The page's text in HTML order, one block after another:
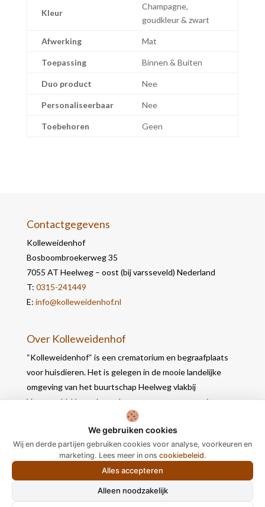
Kleur
Champagne,
goudkleur & zwart
Afwerking Mat
Toepassing Binnen & Buiten
Duo product Nee
Personaliseerbaar Nee
Toebehoren Geen
Contactgegevens
Kolleweidenhof
Bosboombroekerweg 35
7055 AT Heelweg – oost (bij varsseveld) Nederland
T: 0315-241449
E: info@kolleweidenhof.nl
Over Kolleweidenhof
“Kolleweidenhof“ is een crematorium en begraafplaats
voor huisdieren. Het is gelegen in de mooie landelijke
omgeving van het buurtschap Heelweg vlakbij
Varsseveld. Het gebouw bevat naast een crematie- en
werkruimte, 2 opbaarruimtes waar u in alle rust nog
afscheid kunt nemen.
Ontworpen doorElegant Themes| Ondersteund door
We gebruiken cookies
Wij en derde partijen gebruiken cookies voor analyse, voorkeuren en
marketing. Lees meer in ons cookiebeleid.
Alles accepteren
Alleen noodzakelijk